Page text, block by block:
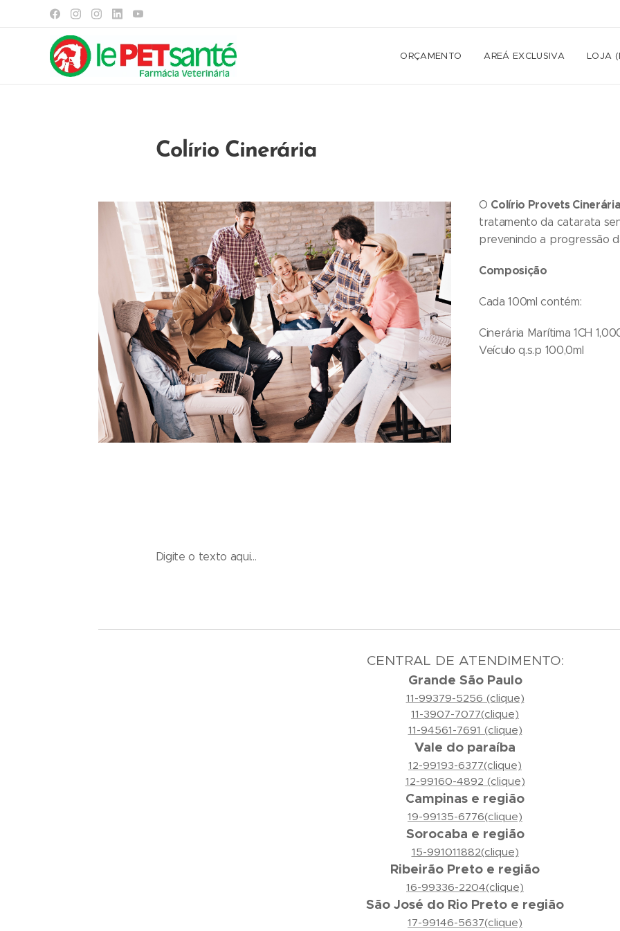
ORÇAMENTO AREÁ EXCLUSIVA LOJA
Colírio Cinerária
O Colírio Provets
tratamento da catarata
prevenindo a progressão
Composição
Cada 100ml contém:
Cinerária Marítima 1CH
Veículo q.s.p 100,0ml
Digite o texto aqui...
CENTRAL DE ATENDIMENTO:
Grande São Paulo
11-99379-5256 (clique)
11-3907-7077(clique)
11-94561-7691 (clique)
Vale do paraíba
12-99193-6377(clique)
12-99160-4892 (clique)
Campinas e região
19-99135-6776(clique)
Sorocaba e região
15-991011882(clique)
Ribeirão Preto e região
16-99336-2204(clique)
São José do Rio Preto e região
17-99146-5637(clique)